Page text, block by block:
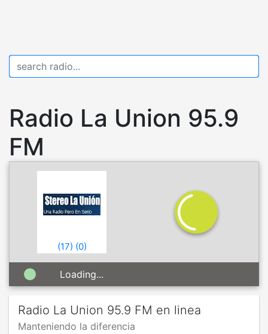
Radio La Union 95.9
FM
(17) (0)
Loading...
Radio La Union 95.9 FM en linea
Manteniendo la diferencia